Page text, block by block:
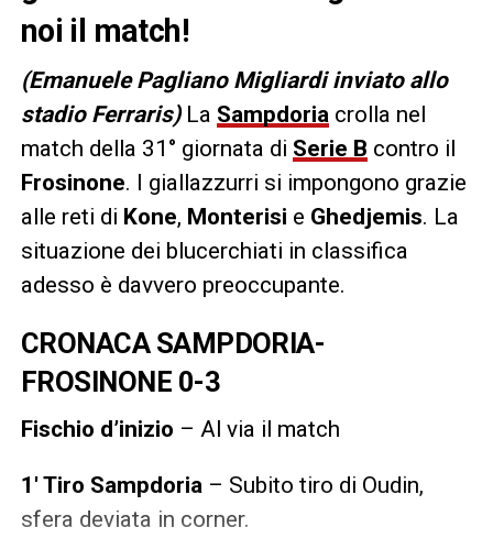
noi il match!
(Emanuele Pagliano Migliardi inviato allo
stadio Ferraris)La Sampdoriacrolla nel
match della 31° giornata di Serie B contro il
Frosinone. I giallazzurri si impongono grazie
alle reti di Kone, Monterisi e Ghedjemis. La
situazione dei blucerchiati in classifica
adesso è davvero preoccupante.
CRONACA SAMPDORIA-
FROSINONE 0-3
Fischio d’inizio – Al via il match
1′ Tiro Sampdoria – Subito tiro di Oudin,
sfera deviata in corner.